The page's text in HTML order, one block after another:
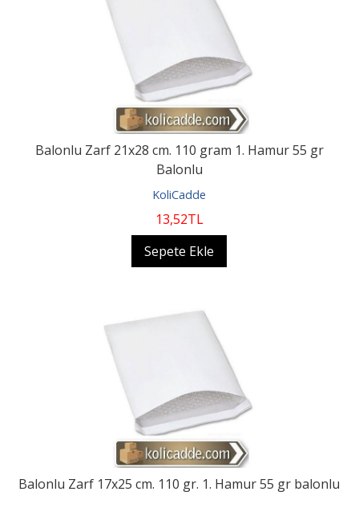
Balonlu Zarf 21x28 cm. 110 gram 1. Hamur 55 gr
Balonlu
KoliCadde
13,52TL
Sepete Ekle
Balonlu Zarf 17x25 cm. 110 gr. 1. Hamur 55 gr balonlu